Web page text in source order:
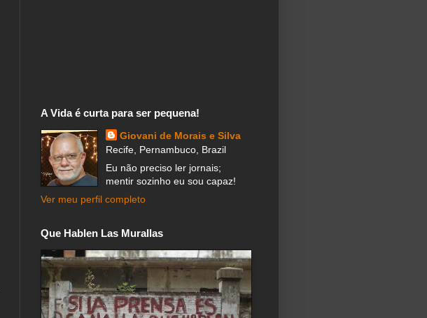
A Vida é curta para ser pequena!
Giovani de Morais e Silva
Recife, Pernambuco, Brazil
Eu não preciso ler jornais;
mentir sozinho eu sou capaz!
Ver meu perfil completo
Que Hablen Las Murallas